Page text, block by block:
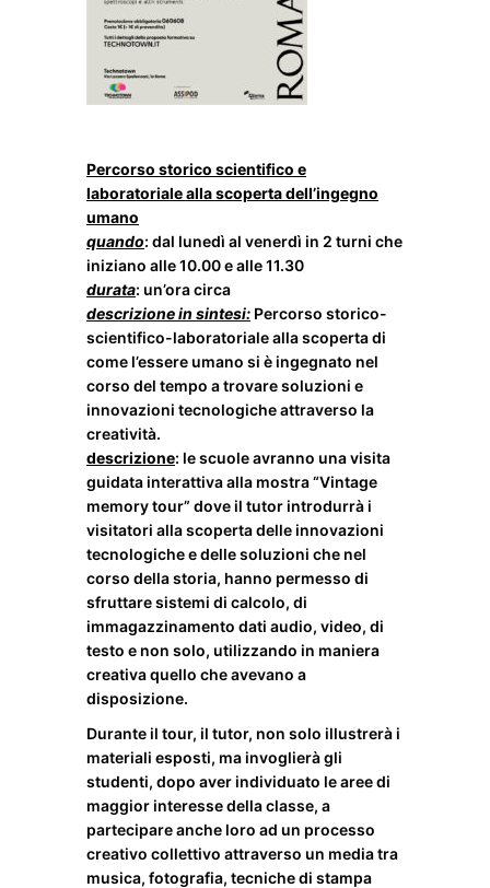
Percorso storico scientifico e
laboratoriale alla scoperta dell’ingegno
umano
quando: dal lunedì al venerdì in 2 turni che
iniziano alle 10.00 e alle 11.30
durata: un’ora circa
descrizione in sintesi: Percorso storico-
scientifico-laboratoriale alla scoperta di
come l’essere umano si è ingegnato nel
corso del tempo a trovare soluzioni e
innovazioni tecnologiche attraverso la
creatività.
descrizione: lescuoleavranno una visita
guidata interattiva alla mostra “Vintage
memory tour” dove il tutor introdurrà i
visitatori alla scoperta delle innovazioni
tecnologiche e delle soluzioni che nel
corso della storia, hanno permesso di
sfruttare sistemi di calcolo, di
immagazzinamento dati audio, video, di
testo e non solo, utilizzando in maniera
creativa quello che avevano a
disposizione.
Durante il tour, il tutor, non solo illustrerà i
materiali esposti, ma invoglierà gli
studenti, dopo aver individuato le aree di
maggior interesse della classe, a
partecipare anche loro ad un processo
creativo collettivo attraverso un media tra
musica, fotografia, tecniche di stampa